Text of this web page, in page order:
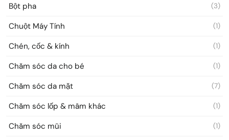
Bột pha (3)
Chuột Máy Tính (1)
Chén, cốc & kính (1)
Chăm sóc da cho bé (1)
Chăm sóc da mặt (7)
Chăm sóc lốp & mâm khác (1)
Chăm sóc mũi (1)